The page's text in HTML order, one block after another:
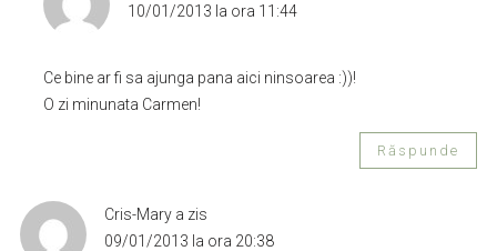
10/01/2013 la ora 11:44
Ce bine ar fi sa ajunga pana aici ninsoarea :))!
O zi minunata Carmen!
Răspunde
Cris-Mary a zis
09/01/2013 la ora 20:38